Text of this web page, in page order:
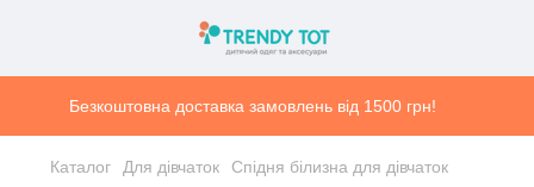
Безкоштовна доставка замовлень від 1500 грн!
Каталог Для дівчаток Спідня білизна для дівчаток